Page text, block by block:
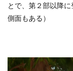
とで、第２部以降
側面もある）